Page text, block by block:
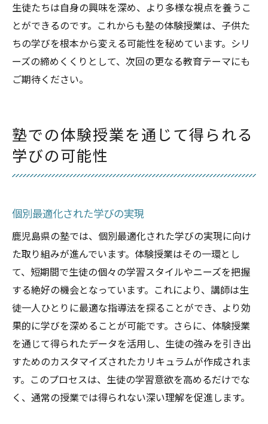
生徒たちは自身の興味を深め、より多様な視点を養うこ
とができるのです。これからも塾の体験授業は、子供た
ちの学びを根本から変える可能性を秘めています。シリ
ーズの締めくくりとして、次回の更なる教育テーマにも
ご期待ください。
塾での体験授業を通じて得られる
学びの可能性
個別最適化された学びの実現
鹿児島県の塾では、個別最適化された学びの実現に向け
た取り組みが進んでいます。体験授業はその一環とし
て、短期間で生徒の個々の学習スタイルやニーズを把握
する絶好の機会となっています。これにより、講師は生
徒一人ひとりに最適な指導法を探ることができ、より効
果的に学びを深めることが可能です。さらに、体験授業
を通じて得られたデータを活用し、生徒の強みを引き出
すためのカスタマイズされたカリキュラムが作成されま
す。このプロセスは、生徒の学習意欲を高めるだけでな
く、通常の授業では得られない深い理解を促進します。